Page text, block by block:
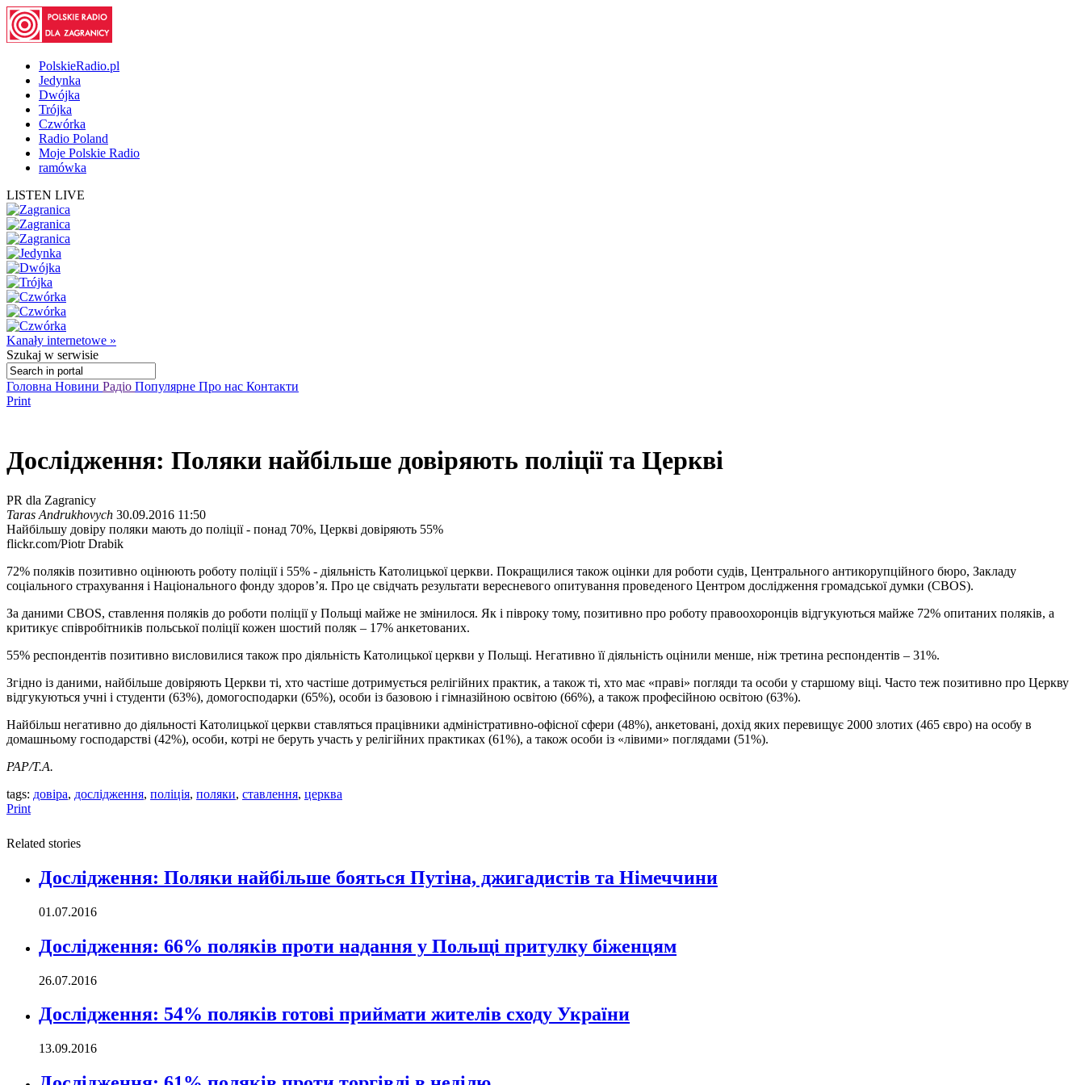
PolskieRadio.pl
Jedynka
Dwójka
Trójka
Czwórka
Radio Poland
Moje Polskie Radio
ramówka
LISTEN LIVE
Kanały internetowe »
Szukaj w serwisie
Головна Новини Радіо Популярне Про нас Контакти
Print
Дослідження: Поляки найбільше довіряють поліції та Церкві
PR dla Zagranicy
Taras Andrukhovych 30.09.2016 11:50
Найбільшу довіру поляки мають до поліції - понад 70%, Церкві довіряють 55%
flickr.com/Piotr Drabik
72% поляків позитивно оцінюють роботу поліції і 55% - діяльність Католицької церкви. Покращилися також оцінки для роботи судів, Центрального антикорупційного бюро, Закладу
соціального страхування і Національного фонду здоров’я. Про це свідчать результати вересневого опитування проведеного Центром дослідження громадської думки (CBOS).
За даними CBOS, ставлення поляків до роботи поліції у Польщі майже не змінилося. Як і півроку тому, позитивно про роботу правоохоронців відгукуються майже 72% опитаних поляків, а
критикує співробітників польської поліції кожен шостий поляк – 17% анкетованих.
55% респондентів позитивно висловилися також про діяльність Католицької церкви у Польщі. Негативно її діяльність оцінили менше, ніж третина респондентів – 31%.
Згідно із даними, найбільше довіряють Церкви ті, хто частіше дотримується релігійних практик, а також ті, хто має «праві» погляди та особи у старшому віці. Часто теж позитивно про Церкву
відгукуються учні і студенти (63%), домогосподарки (65%), особи із базовою і гімназійною освітою (66%), а також професійною освітою (63%).
Найбільш негативно до діяльності Католицької церкви ставляться працівники адміністративно-офісної сфери (48%), анкетовані, дохід яких перевищує 2000 злотих (465 євро) на особу в
домашньому господарстві (42%), особи, котрі не беруть участь у релігійних практиках (61%), а також особи із «лівими» поглядами (51%).
PAP/Т.А.
tags: довіра, дослідження, поліція, поляки, ставлення, церква
Print
Related stories
Дослідження: Поляки найбільше бояться Путіна, джигадистів та Німеччини
01.07.2016
Дослідження: 66% поляків проти надання у Польщі притулку біженцям
26.07.2016
Дослідження: 54% поляків готові приймати жителів сходу України
13.09.2016